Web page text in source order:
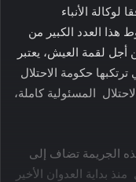
الأنباء
هذا العدد الكبير من
أجل لقمة العيش، يعتبر
حكومة الاحتلال
المسئولية كاملة،
الجريمة تضاف إلى
بداية العدوان الأخير